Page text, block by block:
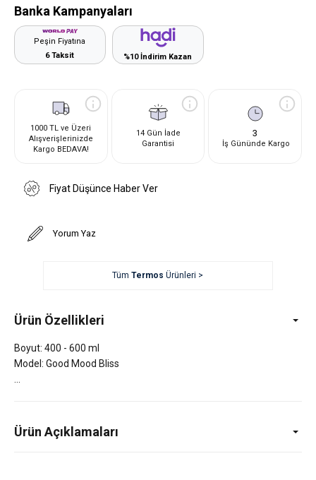
Banka Kampanyaları
Peşin Fiyatına
6 Taksit
%10 İndirim Kazan
1000 TL ve Üzeri
Alışverişlerinizde
Kargo BEDAVA!
14 Gün İade
Garantisi
3
İş Gününde Kargo
Fiyat Düşünce Haber Ver
Yorum Yaz
TümTermos Ürünleri >
Ürün Özellikleri
Boyut: 400 - 600 ml
Model: Good Mood Bliss
Ürün Açıklamaları